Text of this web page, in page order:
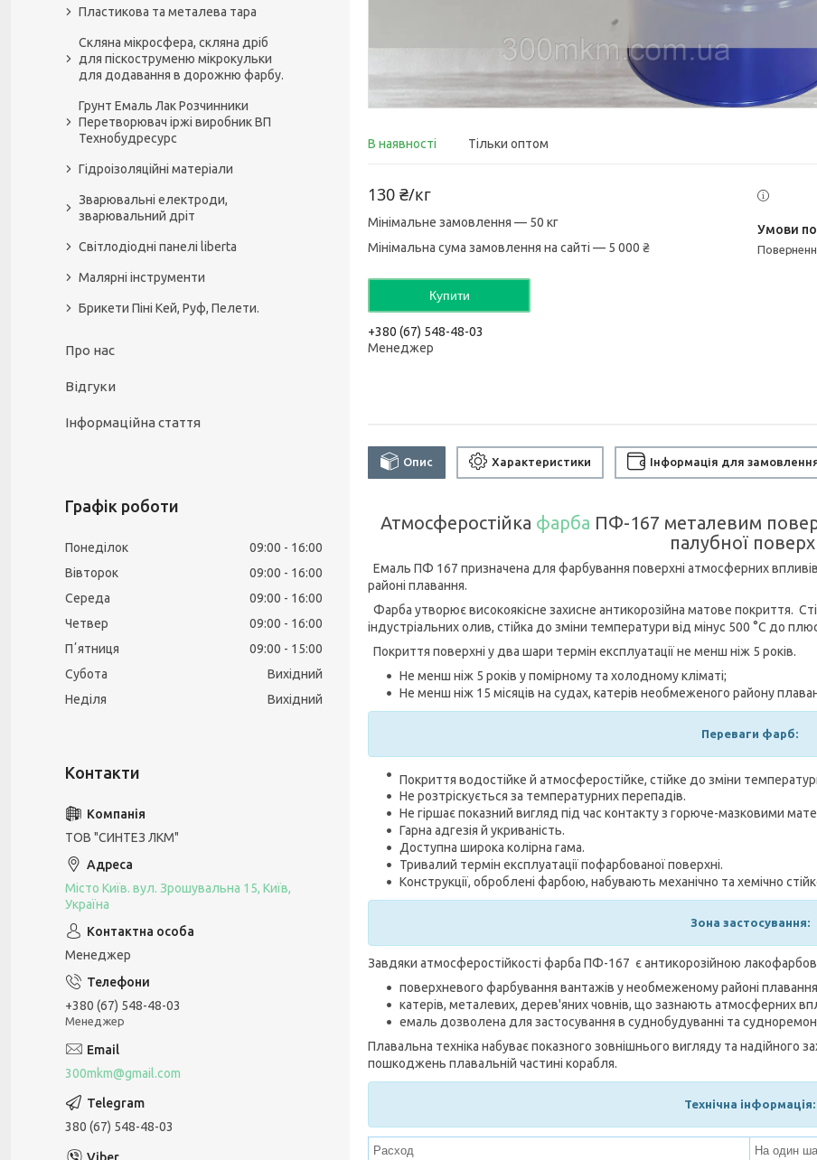
В наявності Тільки оптом
130 ₴/кг
Мінімальне замовлення — 50 кг
Мінімальна сума замовлення на сайті — 5 000 ₴
Купити
+380 (67) 548-48-03
Менеджер
Опис Характеристики Інформація для
Атмосферостійка фарба ПФ-167 металевим
палубної
Емаль ПФ 167 призначена для фарбування поверхні атмосферних
районі плавання.
Фарба утворює високоякісне захисне антикорозійна матове покриття.
індустріальних олив, стійка до зміни температури від мінус 500 °C до
Покриття поверхні у два шари термін експлуатації не менш ніж 5 років.
Не менш ніж 5 років у помірному та холодному кліматі;
Не менш ніж 15 місяців на судах, катерів необмеженого району
Переваги фарб:
Покриття водостійке й атмосферостійке, стійке до зміни
Не розтріскується за температурних перепадів.
Не гіршає показний вигляд під час контакту з горюче-мазковими
Гарна адгезія й укриваність.
Доступна широка колірна гама.
Тривалий термін експлуатації пофарбованої поверхні.
Конструкції, оброблені фарбою, набувають механічно та хемічно
Зона застосування:
Завдяки атмосферостійкості фарба ПФ-167 є антикорозійною
поверхневого фарбування вантажів у необмеженому районі
катерів, металевих, дерев'яних човнів, що зазнають атмосферних
емаль дозволена для застосування в суднобудуванні та
Плавальна техніка набуває показного зовнішнього вигляду та надійного
пошкоджень плавальній частині корабля.
Технічна інформація:
Расход
На один
Пластикова та металева тара
Скляна мікросфера, скляна дріб
для піскоструменю мікрокульки
для додавання в дорожню фарбу.
Грунт Емаль Лак Розчинники
Перетворювач іржі виробник ВП
Технобудресурс
Гідроізоляційні матеріали
Зварювальні електроди,
зварювальний дріт
Світлодіодні панелі liberta
Малярні інструменти
Брикети Піні Кей, Руф, Пелети.
Про нас
Відгуки
Інформаційна стаття
Графік роботи
Понеділок 09:00
16:00
Вівторок
09:00
16:00
Середа
09:00
16:00
Четвер
09:00
16:00
Пʼятниця
09:00
15:00
Субота
Вихідний
Неділя
Вихідний
ТОВ "СИНТЕЗ ЛКМ"
Місто Київ. вул. Зрошувальна 15, Київ,
Україна
Менеджер
+380 (67) 548-48-03
Менеджер
300mkm@gmail.com
380 (67) 548-48-03